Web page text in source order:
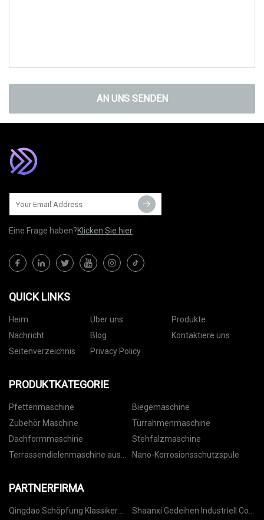
AN UNS SENDEN
Eine Frage haben?Klicken Sie hier
QUICK LINKS
Heim Über uns
Produkte
Nachricht
Blog
Kontaktiere uns
Seitenverzeichnis
Privacy Policy
PRODUKTKATEGORIE
Pfettenmaschine
Biegemaschine
Zubehör Maschine
Türrahmenmaschine
Dachformmaschine
Stehfalzmaschine
Terrassendielenmaschine aus
Nano-Korrosionsschutzspule
PARTNERFIRMA
Qingdao Schöpfung Klassiker
Shaanxi Gedeihen Industriell Co.,